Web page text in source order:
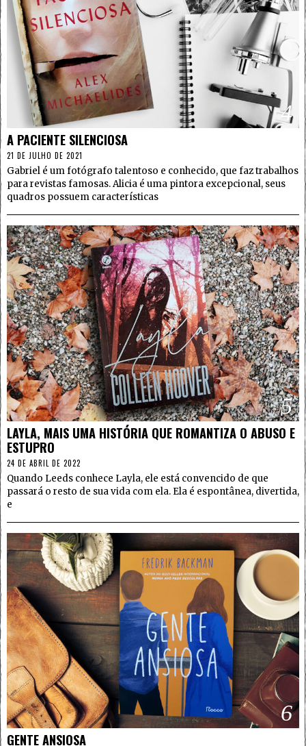
4
A PACIENTE SILENCIOSA
21 DE JULHO DE 2021
Gabriel é um fotógrafo talentoso e conhecido, que faz trabalhos
para revistas famosas. Alicia é uma pintora excepcional, seus
quadros possuem características
5
LAYLA, MAIS UMA HISTÓRIA QUE ROMANTIZA O ABUSO E
ESTUPRO
24 DE ABRIL DE 2022
Quando Leeds conhece Layla, ele está convencido de que
passará o resto de sua vida com ela. Ela é espontânea, divertida,
e
6
GENTE ANSIOSA